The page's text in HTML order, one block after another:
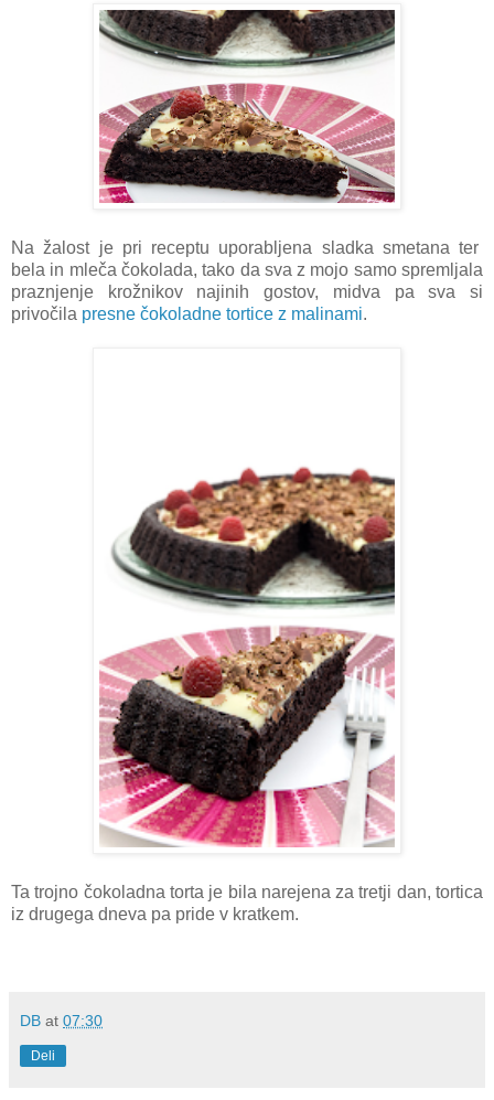
Na žalost je pri receptu uporabljena sladka smetana ter
bela in mleča čokolada, tako da sva z mojo samo spremljala
praznjenje krožnikov najinih gostov, midva pa sva si
privočila presne čokoladne tortice z malinami.
Ta trojno čokoladna torta je bila narejena za tretji dan, tortica
iz drugega dneva pa pride v kratkem.
DB at 07:30
Deli